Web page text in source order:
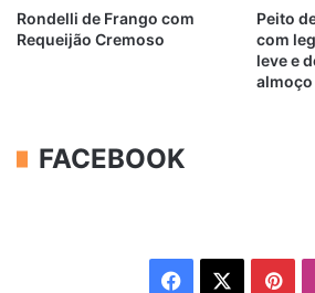
Rondelli de Frango com
Requeijão Cremoso
Peito
com
leve e
FACEBOOK
Facebook